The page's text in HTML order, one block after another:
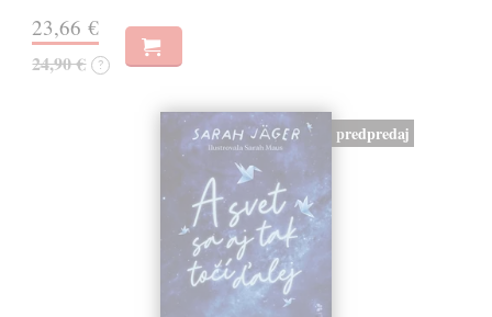
23,66 €
24,90 € ?
predpredaj